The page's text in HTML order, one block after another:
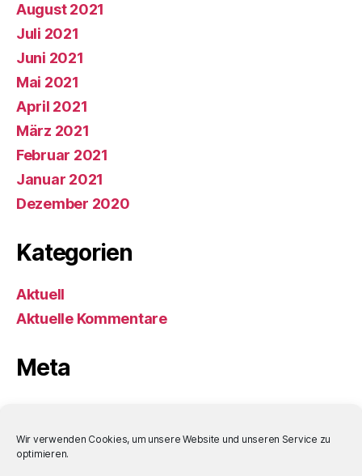
Wir verwenden Cookies, um unsere Website und unseren Service zu
optimieren.
August 2021
Juli 2021
Juni 2021
Mai 2021
April 2021
März 2021
Februar 2021
Januar 2021
Dezember 2020
Kategorien
Aktuell
Aktuelle Kommentare
Meta
Eintrags-Feed
Kommentar-Feed